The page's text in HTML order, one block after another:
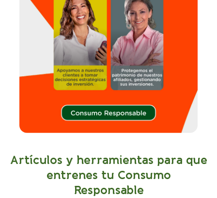
Artículos y herramientas para que
entrenes tu Consumo
Responsable